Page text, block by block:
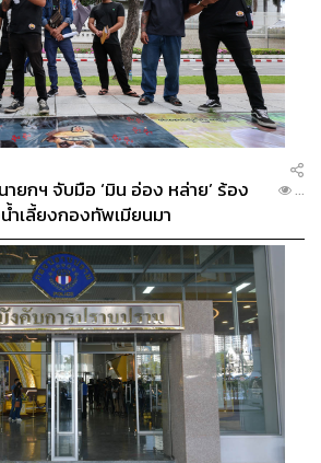
ายกฯ จับมือ ‘มิน อ่อง หล่าย’ ร้อง
ำเลี้ยงกองทัพเมียนมา
...